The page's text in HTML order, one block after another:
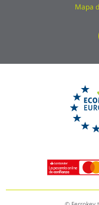
Mapa